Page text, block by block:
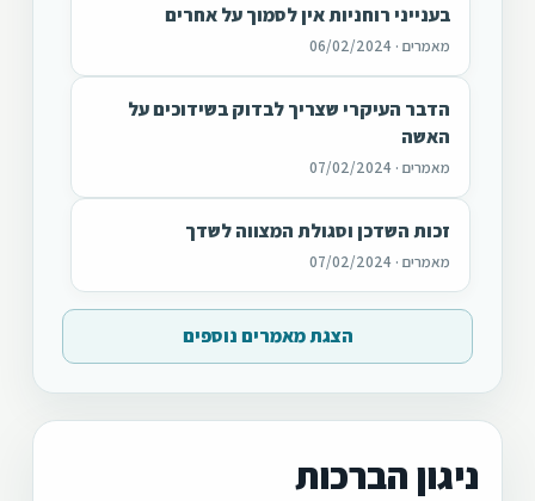
בענייני רוחניות אין לסמוך על אחרים
מאמרים · 06/02/2024
הדבר העיקרי שצריך לבדוק בשידוכים על
האשה
מאמרים · 07/02/2024
זכות השדכן וסגולת המצווה לשדך
מאמרים · 07/02/2024
הצגת מאמרים נוספים
ניגון הברכות